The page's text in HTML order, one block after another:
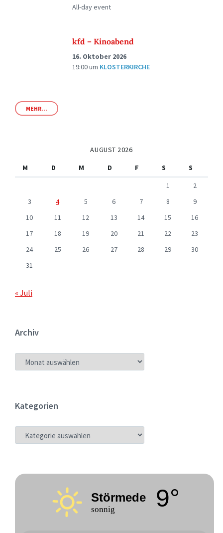
All-day event
kfd – Kinoabend
16. Oktober 2026
19:00um KLOSTERKIRCHE
MEHR...
AUGUST 2026
M
D M D F S
S
1
2
3
4 5 6 7 8
9
10
11 12 13 14 15
16
17
18 19 20 21 22
23
24
25 26 27 28 29
30
31
« Juli
Archiv
ARCHIV
Kategorien
KATEGORIEN
Störmede
sonnig 9°